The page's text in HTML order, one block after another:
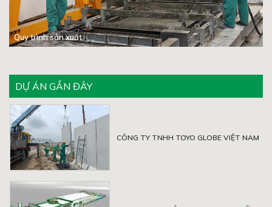
Quy trình sản xuất
DỰ ÁN GẦN ĐÂY
CÔNG TY TNHH TOYO GLOBE VIỆT NAM